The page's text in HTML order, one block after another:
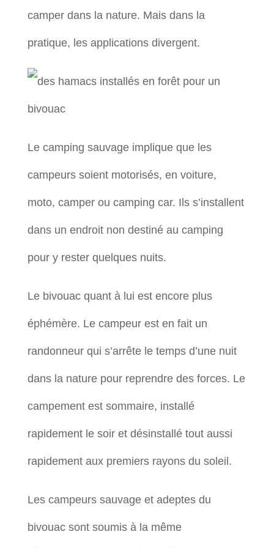
camper dans la nature. Mais dans la
pratique, les applications divergent.
Le camping sauvage implique que les
campeurs soient motorisés, en voiture,
moto, camper ou camping car. Ils s’installent
dans un endroit non destiné au camping
pour y rester quelques nuits.
Le bivouac quant à lui est encore plus
éphémère. Le campeur est en fait un
randonneur qui s’arrête le temps d’une nuit
dans la nature pour reprendre des forces. Le
campement est sommaire, installé
rapidement le soir et désinstallé tout aussi
rapidement aux premiers rayons du soleil.
Les campeurs sauvage et adeptes du
bivouac sont soumis à la même